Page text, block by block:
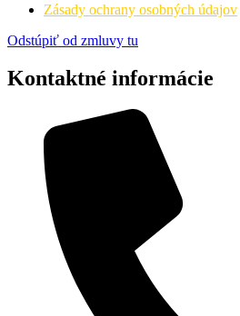
Zásady ochrany osobných údajov
Odstúpiť od zmluvy tu
Kontaktné informácie